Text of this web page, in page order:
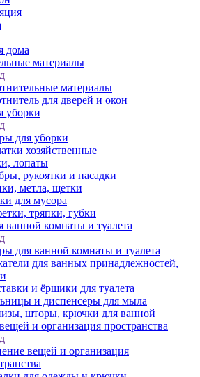
дома
материалы
материалы
для дверей и окон
уборки
для уборки
хозяйственные
лопаты
рукоятки и насадки
метла, щетки
для мусора
тряпки, губки
ванной комнаты и туалета
для ванной комнаты и туалета
для ванных принадлежностей,
и ёршики для туалета
и диспенсеры для мыла
шторы, крючки для ванной
и организация пространства
вещей и организация